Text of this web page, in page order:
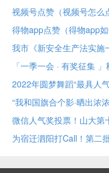
视频号点赞（视频号怎么
得物app点赞（得物app如
我市《新安全生产法实施
「一季一会 · 有奖征集
“我和国旗合个影·晒出浓